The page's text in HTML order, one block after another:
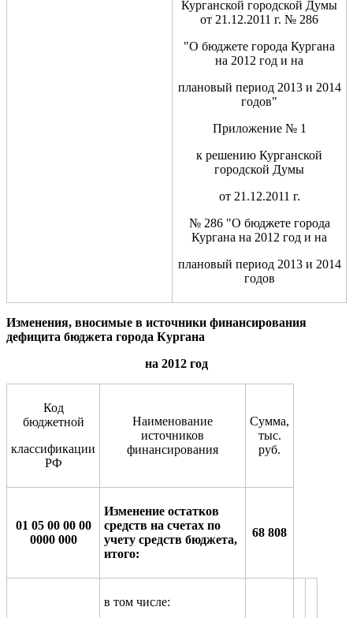
Курганской городской Думы
от 21.12.2011 г. № 286
"О бюджете города Кургана
на 2012 год и на
плановый период 2013 и 2014
годов"
Приложение № 1
к решению Курганской
городской Думы
от 21.12.2011 г.
№ 286 "О бюджете города
Кургана на 2012 год и на
плановый период 2013 и 2014
годов
Изменения, вносимые в источники финансирования
дефицита бюджета города Кургана
на 2012 год
Код
бюджетной
классификации
РФ
Наименование
источников
финансирования
Сумма,
тыс.
руб.
01 05 00 00 00
0000 000
Изменение остатков
средств на счетах по
учету средств бюджета,
итого:
68 808
в том числе: